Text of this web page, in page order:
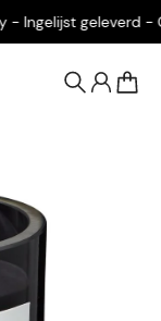
geleverd -